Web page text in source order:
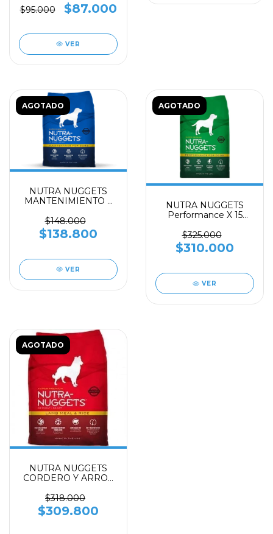
$95.000
$87.000
VER
AGOTADO
NUTRA NUGGETS
MANTENIMIENTO X
$148.000
$138.800
VER
AGOTADO
NUTRA NUGGETS
Performance X 15
$325.000
$310.000
VER
AGOTADO
NUTRA NUGGETS
CORDERO Y ARROZ
$318.000
$309.800